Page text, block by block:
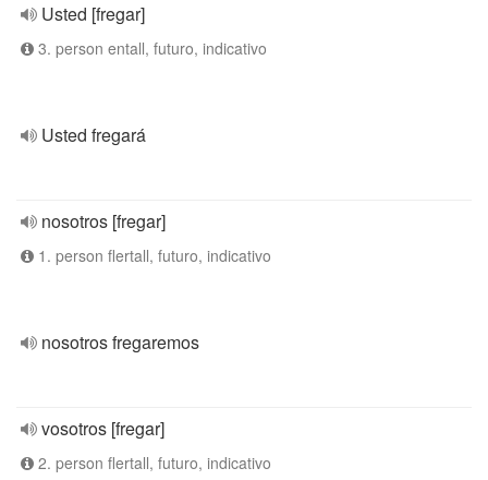
Usted [fregar]
3. person entall, futuro, indicativo
Usted fregará
nosotros [fregar]
1. person flertall, futuro, indicativo
nosotros fregaremos
vosotros [fregar]
2. person flertall, futuro, indicativo